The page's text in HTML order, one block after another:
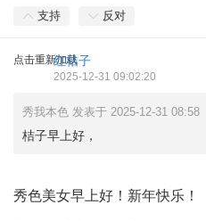
支持 反对
点击重新加载
红桔子
2025-12-31 09:02:20
秀我本色 发表于 2025-12-31 08:58
桔子早上好，
秀色美女早上好！新年快乐！